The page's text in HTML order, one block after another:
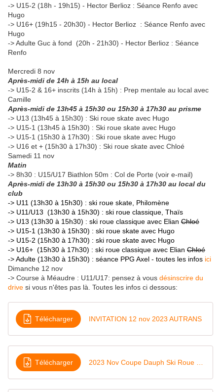
-> U15-2 (18h - 19h15) - Hector Berlioz : Séance Renfo avec
Hugo
-> U16+ (19h15 - 20h30) - Hector Berlioz : Séance Renfo avec
Hugo
-> Adulte Guc à fond (20h - 21h30) - Hector Berlioz : Séance
Renfo
Mercredi 8 nov
Après-midi de 14h à 15h au local
-> U15-2 & 16+ inscrits (14h à 15h) : Prep mentale au local avec
Camille
Après-midi de 13h45 à 15h30 ou 15h30 à 17h30 au prisme
-> U13 (13h45 à 15h30) : Ski roue skate avec Hugo
-> U15-1 (13h45 à 15h30) : Ski roue skate avec Hugo
-> U15-1 (15h30 à 17h30) : Ski roue skate avec Hugo
-> U16 et + (15h30 à 17h30) : Ski roue skate avec Chloé
Samedi 11 nov
Matin
-> 8h30 : U15/U17 Biathlon 50m : Col de Porte (voir e-mail)
Après-midi de 13h30 à 15h30 ou 15h30 à 17h30 au local du
club
-> U11 (13h30 à 15h30) : ski roue skate, Philomène
-> U11/U13 (13h30 à 15h30) : ski roue classique, Thaïs
-> U13 (13h30 à 15h30) : ski roue classique avec Elian Chloé
-> U15-1 (13h30 à 15h30) : ski roue skate avec Hugo
-> U15-2 (15h30 à 17h30) : ski roue skate avec Hugo
-> U16+ (15h30 à 17h30) : ski roue classique avec Elian Chloé
-> Adulte (13h30 à 15h30) : séance PPG Axel - toutes les infos ici
Dimanche 12 nov
-> Course à Méaudre : U11/U17: pensez à vous désinscrire du
drive si vous n'êtes pas là. Toutes les infos ci dessous:
Télécharger INVITATION 12 nov 2023 AUTRANS
Télécharger